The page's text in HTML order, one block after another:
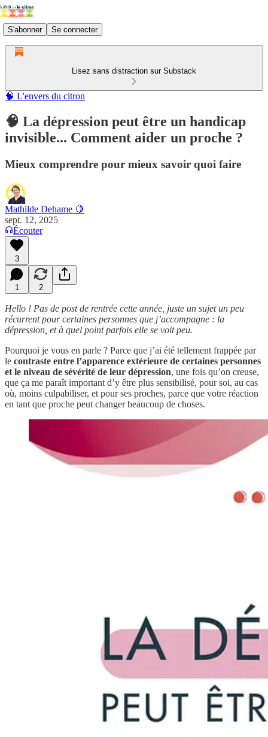
S'abonner Se connecter
Lisez sans distraction sur Substack
🧠 L'envers du citron
🧠 La dépression peut être un handicap
invisible... Comment aider un proche ?
Mieux comprendre pour mieux savoir quoi faire
Mathilde Dehame 🍋
sept. 12, 2025
Écouter
3
1 2
Hello ! Pas de post de rentrée cette année, juste un sujet un peu
récurrent pour certaines personnes que j’accompagne : la
dépression, et à quel point parfois elle se voit peu.
Pourquoi je vous en parle ? Parce que j’ai été tellement frappée par
le contraste entre l’apparence extérieure de certaines personnes
et le niveau de sévérité de leur dépression, une fois qu’on creuse,
que ça me paraît important d’y être plus sensibilisé, pour soi, au cas
où, moins culpabiliser, et pour ses proches, parce que votre réaction
en tant que proche peut changer beaucoup de choses.